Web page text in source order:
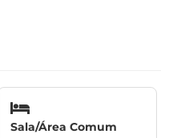
Sala/Área Comum